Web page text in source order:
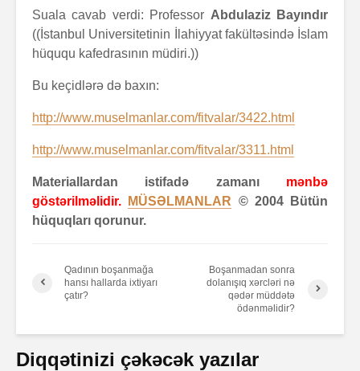
Suala cavab verdi: Professor Abdulaziz Bayındır
((İstanbul Universitetinin İlahiyyat fakültəsində İslam
hüququ kafedrasının müdiri.))
Bu keçidlərə də baxın:
http://www.muselmanlar.com/fitvalar/3422.html
http://www.muselmanlar.com/fitvalar/3311.html
Materiallardan istifadə zamanı mənbə
göstərilməlidir.
MÜSƏLMANLAR © 2004 Bütün
hüquqları qorunur.
Qadının boşanmağa
hansı hallarda ixtiyarı
çatır?
Boşanmadan sonra
dolanışıq xərcləri nə
qədər müddətə
ödənməlidir?
Diqqətinizi çəkəcək yazılar